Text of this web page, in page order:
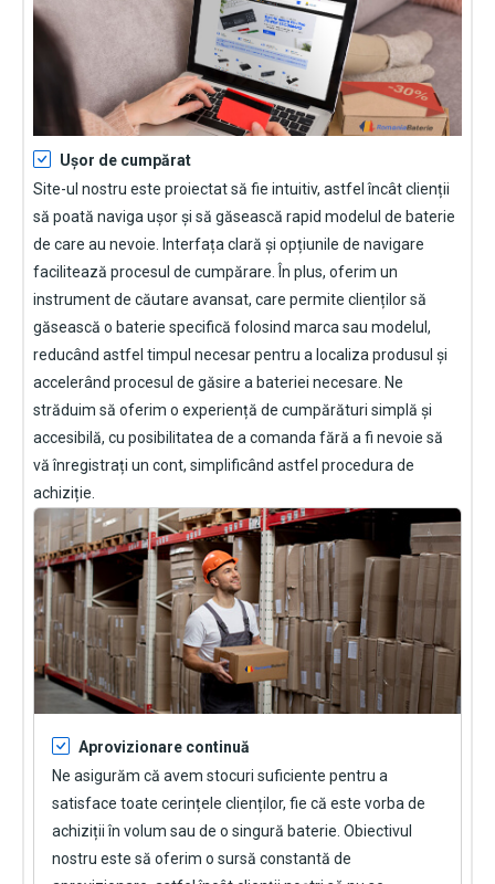
Ușor de cumpărat
Site-ul nostru este proiectat să fie intuitiv, astfel încât clienții
să poată naviga ușor și să găsească rapid modelul de baterie
de care au nevoie. Interfața clară și opțiunile de navigare
facilitează procesul de cumpărare. În plus, oferim un
instrument de căutare avansat, care permite clienților să
găsească o baterie specifică folosind marca sau modelul,
reducând astfel timpul necesar pentru a localiza produsul și
accelerând procesul de găsire a bateriei necesare. Ne
străduim să oferim o experiență de cumpărături simplă și
accesibilă, cu posibilitatea de a comanda fără a fi nevoie să
vă înregistrați un cont, simplificând astfel procedura de
achiziție.
Aprovizionare continuă
Ne asigurăm că avem stocuri suficiente pentru a
satisface toate cerințele clienților, fie că este vorba de
achiziții în volum sau de o singură baterie. Obiectivul
nostru este să oferim o sursă constantă de